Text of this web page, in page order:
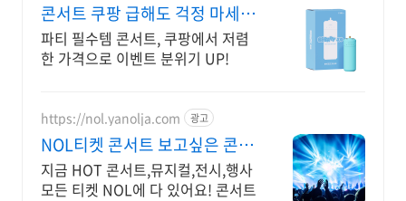
콘서트 쿠팡 급해도 걱정 마세요
로켓배송
파티 필수템 콘서트, 쿠팡에서 저렴
한 가격으로 이벤트 분위기 UP!
https://nol.yanolja.com 광고
NOL티켓 콘서트 보고싶은 콘서
트 NOL할인
지금 HOT 콘서트,뮤지컬,전시,행사
모든 티켓 NOL에 다 있어요! 콘서트